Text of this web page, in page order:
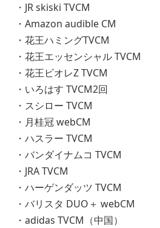
・JR skiski TVCM
・Amazon audible CM
・花王ハミングTVCM
・花王エッセンシャル TVCM
・花王ビオレZ TVCM
・いろはす TVCM2回
・スシロー TVCM
・月桂冠 webCM
・ハスラー TVCM
・バンダイナムコ TVCM
・JRA TVCM
・ハーゲンダッツ TVCM
・バリスタ DUO＋ webCM
・adidas TVCM（中国）